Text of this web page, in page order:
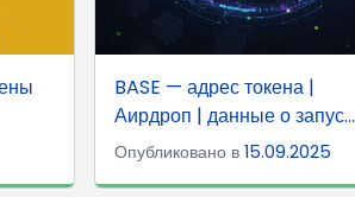
BASE — адрес токена |
Аирдроп | данные о запус...
Опубликовано в 15.09.2025